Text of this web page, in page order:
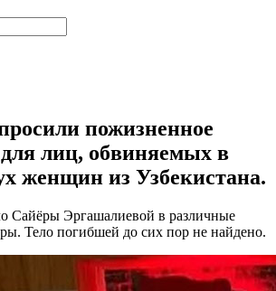
пожизненное
лиц, обвиняемых в
женщин из Узбекистана.
Сайёры Эргашалиевой в различные
Тело погибшей до сих пор не найдено.